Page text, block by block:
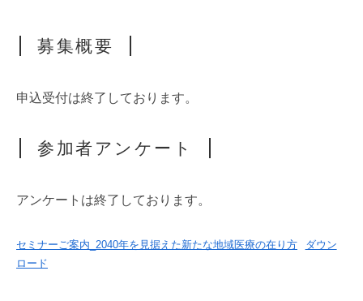
募集概要
申込受付は終了しております。
参加者アンケート
アンケートは終了しております。
セミナーご案内_2040年を見据えた新たな地域医療の在り方
ダウン
ロード